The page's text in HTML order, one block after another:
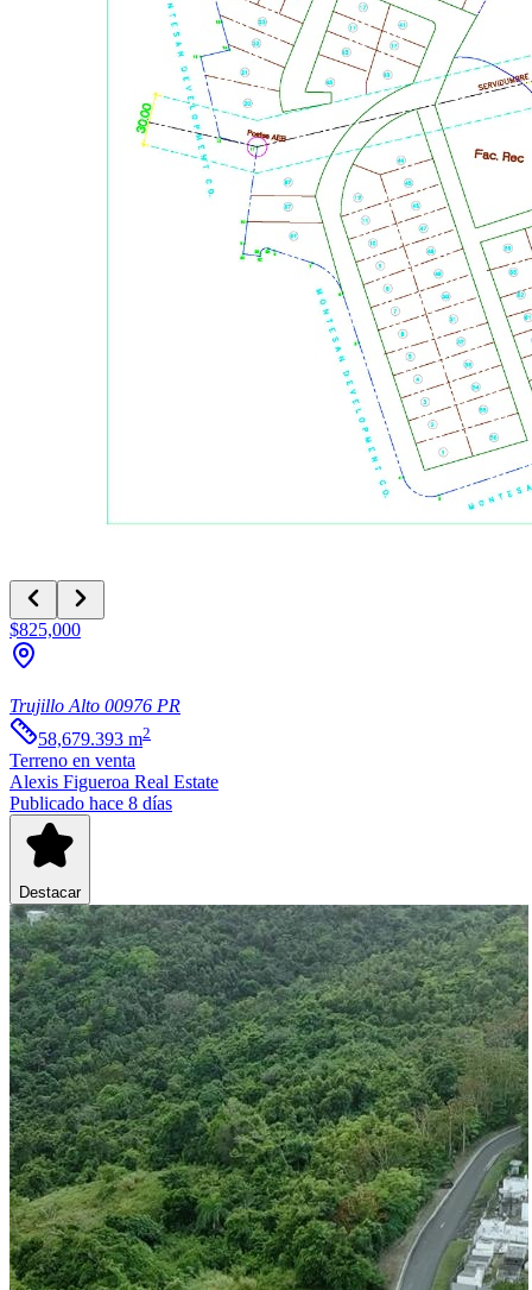
$825,000
Trujillo Alto 00976 PR
58,679.393 m2
Terreno en venta
Alexis Figueroa Real Estate
Publicado hace 8 días
Destacar